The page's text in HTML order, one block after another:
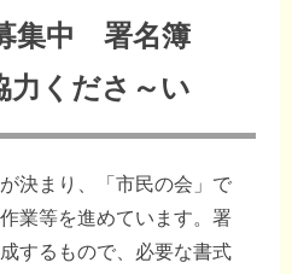
集中 署名簿
力くださ～い
決まり、「市民の会」で
業等を進めています。署
するもので、必要な書式